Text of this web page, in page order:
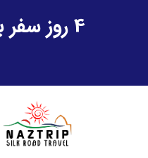
4 روز سفر بیشتر همراه با دیدار از شهر تاریخی خیوه و یک پرواز داخلی ازبکستان هدیه ویژه سفر شهریورماه